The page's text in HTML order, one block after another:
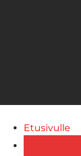
Etusivulle